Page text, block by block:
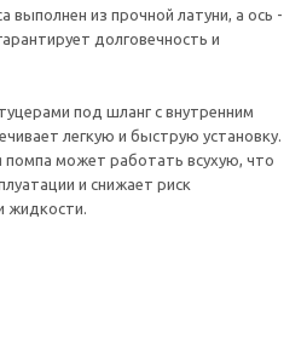
выполнен из прочной латуни, а ось -
долговечность и
под шланг с внутренним
легкую и быструю установку.
может работать всухую, что
и снижает риск
жидкости.